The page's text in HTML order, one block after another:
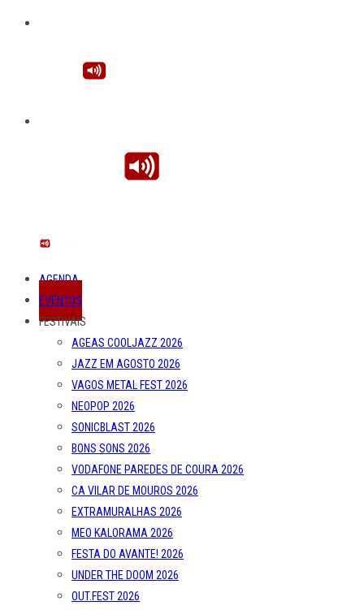
AGENDA
EVENTOS
FESTIVAIS
AGEAS COOLJAZZ 2026
JAZZ EM AGOSTO 2026
VAGOS METAL FEST 2026
NEOPOP 2026
SONICBLAST 2026
BONS SONS 2026
VODAFONE PAREDES DE COURA 2026
CA VILAR DE MOUROS 2026
EXTRAMURALHAS 2026
MEO KALORAMA 2026
FESTA DO AVANTE! 2026
UNDER THE DOOM 2026
OUT.FEST 2026